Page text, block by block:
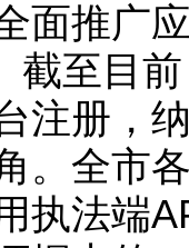
面推广
截至目
注册，
。全市
执法端